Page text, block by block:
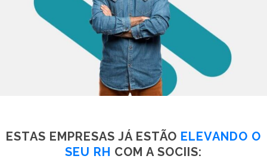
ESTAS EMPRESAS JÁ ESTÃO ELEVANDO O
SEU RH COM A SOCIIS: